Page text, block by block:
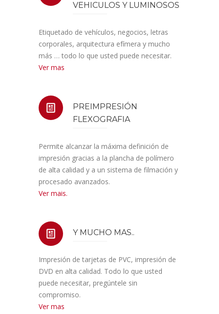
VEHICULOS Y LUMINOSOS
Etiquetado de vehículos, negocios, letras
corporales, arquitectura efímera y mucho
más … todo lo que usted puede necesitar.
Ver mas
PREIMPRESIÓN
FLEXOGRAFIA
Permite alcanzar la máxima definición de
impresión gracias a la plancha de polímero
de alta calidad y a un sistema de filmación y
procesado avanzados.
Ver mais.
Y MUCHO MAS..
Impresión de tarjetas de PVC, impresión de
DVD en alta calidad. Todo lo que usted
puede necesitar, pregúntele sin
compromiso.
Ver mas